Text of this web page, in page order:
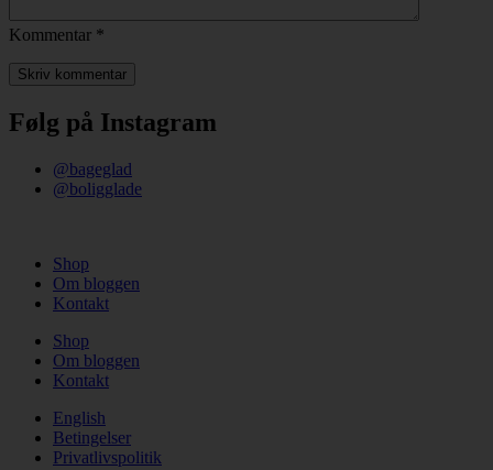
Kommentar *
Følg på Instagram
@bageglad
@boligglade
Shop
Om bloggen
Kontakt
Shop
Om bloggen
Kontakt
English
Betingelser
Privatlivspolitik